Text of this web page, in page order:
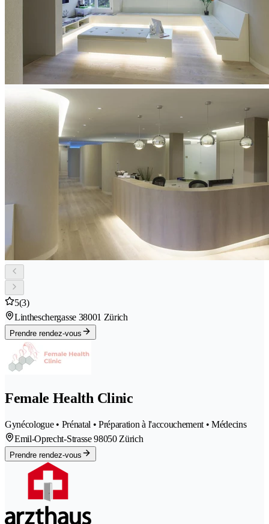
5(3)
Lintheschergasse 38001 Zürich
Prendre rendez-vous
Female Health Clinic
Gynécologue • Prénatal • Préparation à l'accouchement • Médecins
Emil-Oprecht-Strasse 98050 Zürich
Prendre rendez-vous